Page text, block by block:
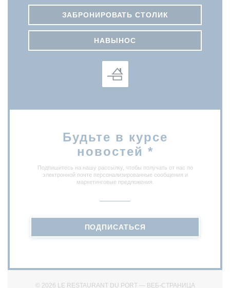
ЗАБРОНИРОВАТЬ СТОЛИК
НАВЫНОС
Будьте в курсе
новостей *
Подпишитесь на нашу рассылку, чтобы получать от нас по
электронной почте персонализированные сообщения и
маркетинговые предложения.
ПОДПИСАТЬСЯ
© 2026 LE RESTAURANT DU PORT — ВЕБ-СТРАНИЦА